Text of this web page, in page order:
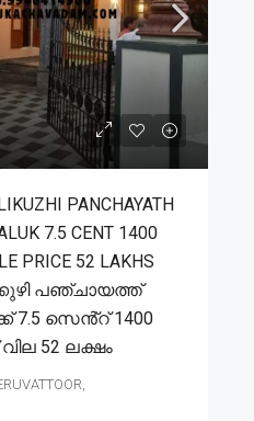
PANCHAYATH
7.5 CENT 1400
PRICE 52 LAKHS
പഞ്ചായത്ത്
7.5 സെൻ്റ് 1400
വില 52 ലക്ഷം